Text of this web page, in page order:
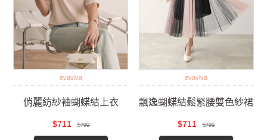
evaviva
俏麗紡紗袖蝴蝶結上衣
$711 $790
evaviva
飄逸蝴蝶結鬆緊腰雙色紗裙
$711 $790